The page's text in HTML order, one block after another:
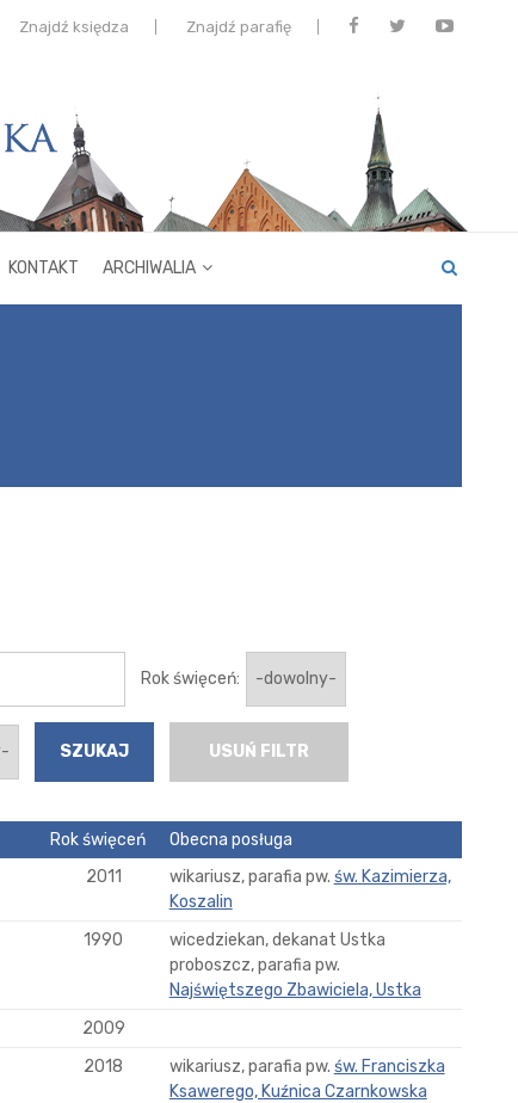
Znajdź księdza Znajdź parafię
KONTAKT ARCHIWALIA
Rok święceń:
USUŃ FILTR
Rok święceń
Obecna posługa
2011 wikariusz, parafia pw. św. Kazimierza,
Koszalin
1990
wicedziekan, dekanat Ustka
proboszcz, parafia pw.
Najświętszego Zbawiciela, Ustka
2009
2018 wikariusz, parafia pw. św. Franciszka
Ksawerego, Kuźnica Czarnkowska